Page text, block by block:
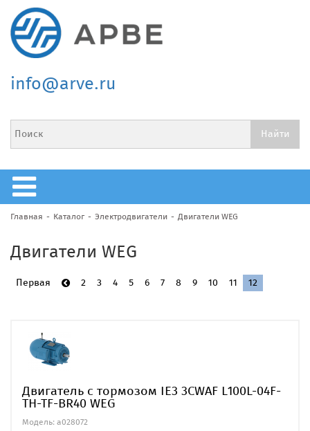
info@arve.ru
Главная Каталог Электродвигатели Двигатели WEG
Двигатели WEG
Первая 2 3 4 5 6 7 8 9 10 11 12
Двигатель с тормозом IE3 3CWAF L100L-04F-
TH-TF-BR40 WEG
Модель: a028072